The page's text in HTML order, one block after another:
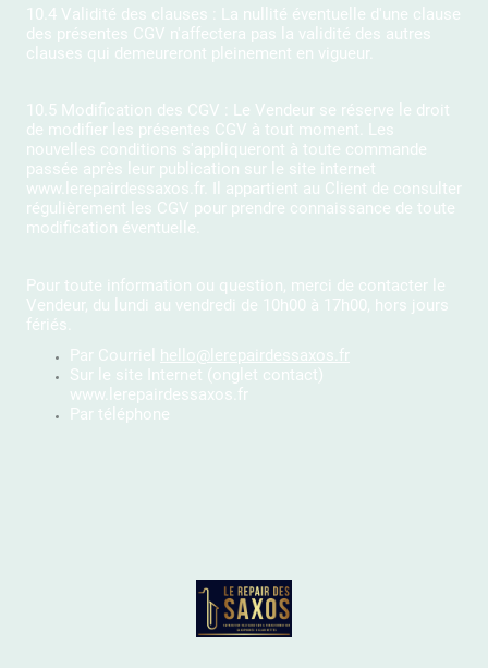
10.4 Validité des clauses : La nullité éventuelle d'une clause
des présentes CGV n'affectera pas la validité des autres
clauses qui demeureront pleinement en vigueur.
10.5 Modification des CGV : Le Vendeur se réserve le droit
de modifier les présentes CGV à tout moment. Les
nouvelles conditions s'appliqueront à toute commande
passée après leur publication sur le site internet
www.lerepairdessaxos.fr. Il appartient au Client de consulter
régulièrement les CGV pour prendre connaissance de toute
modification éventuelle.
Pour toute information ou question, merci de contacter le
Vendeur, du lundi au vendredi de 10h00 à 17h00, hors jours
fériés.
Par Courriel hello@lerepairdessaxos.fr
Sur le site Internet (onglet contact)
www.lerepairdessaxos.fr
Par téléphone